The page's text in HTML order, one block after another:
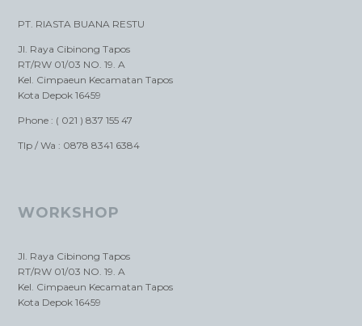
PT. RIASTA BUANA RESTU
Jl. Raya Cibinong Tapos
RT/RW 01/03 NO. 19. A
Kel. Cimpaeun Kecamatan Tapos
Kota Depok 16459
Phone : ( 021 ) 837 155 47
Tlp / Wa : 0878 8341 6384
WORKSHOP
Jl. Raya Cibinong Tapos
RT/RW 01/03 NO. 19. A
Kel. Cimpaeun Kecamatan Tapos
Kota Depok 16459